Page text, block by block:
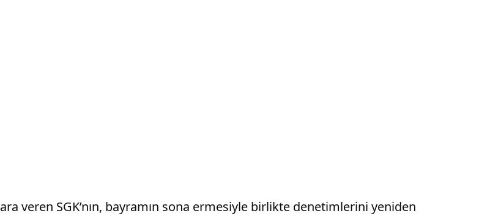
veren SGK’nın, bayramın sona ermesiyle birlikte denetimlerini yeniden